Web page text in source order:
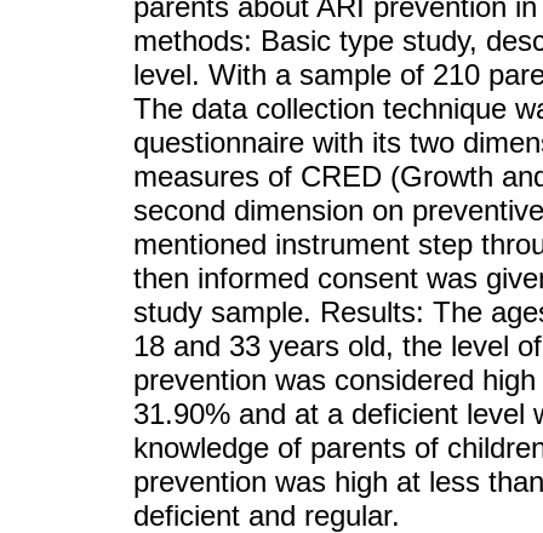
methods: Basic type study,
level. With a sample of 210
The data collection technique
questionnaire with its two
measures of CRED (Growth
second dimension on
mentioned instrument step
then informed consent was
study sample. Results: The
18 and 33 years old, the level
prevention was considered
31.90% and at a deficient level
knowledge of parents of
prevention was high at less
deficient and regular.